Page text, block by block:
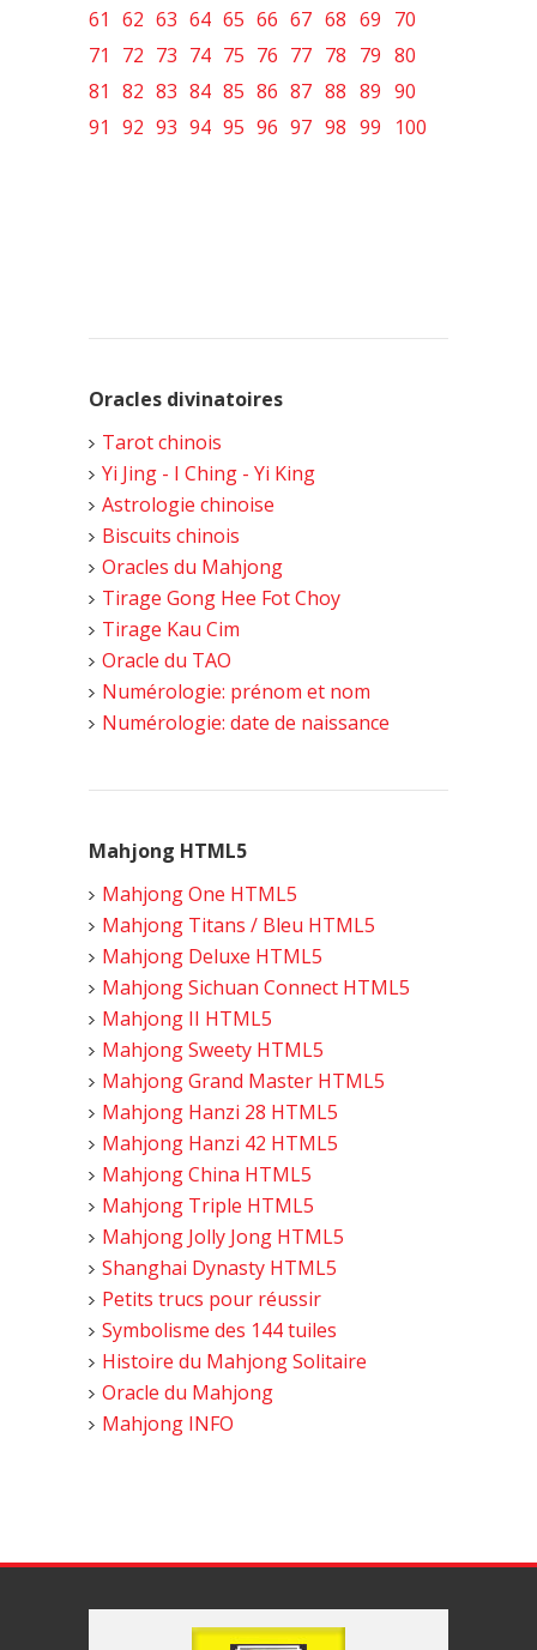
61 62 63 64 65 66 67 68 69 70
71
72 73 74 75 76 77 78 79 80
81 82 83 84 85 86 87 88 89 90
91 92 93 94 95 96 97 98 99 100
Oracles divinatoires
Tarot chinois
Yi Jing - I Ching - Yi King
Astrologie chinoise
Biscuits chinois
Oracles du Mahjong
Tirage Gong Hee Fot Choy
Tirage Kau Cim
Oracle du TAO
Numérologie: prénom et nom
Numérologie: date de naissance
Mahjong HTML5
Mahjong One HTML5
Mahjong Titans / Bleu HTML5
Mahjong Deluxe HTML5
Mahjong Sichuan Connect HTML5
Mahjong II HTML5
Mahjong Sweety HTML5
Mahjong Grand Master HTML5
Mahjong Hanzi 28 HTML5
Mahjong Hanzi 42 HTML5
Mahjong China HTML5
Mahjong Triple HTML5
Mahjong Jolly Jong HTML5
Shanghai Dynasty HTML5
Petits trucs pour réussir
Symbolisme des 144 tuiles
Histoire du Mahjong Solitaire
Oracle du Mahjong
Mahjong INFO